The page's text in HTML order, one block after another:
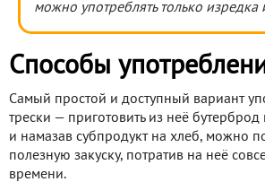
можно употреблять только изредка
Способы
Самый простой и доступный вариант
трески — приготовить из неё
и намазав субпродукт на хлеб, можно
полезную закуску, потратив на неё
времени.